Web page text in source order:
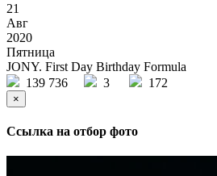
21
Авг
2020
Пятница
JONY. First Day Birthday Formula
139 736
3 172
×
Ссылка на отбор фото